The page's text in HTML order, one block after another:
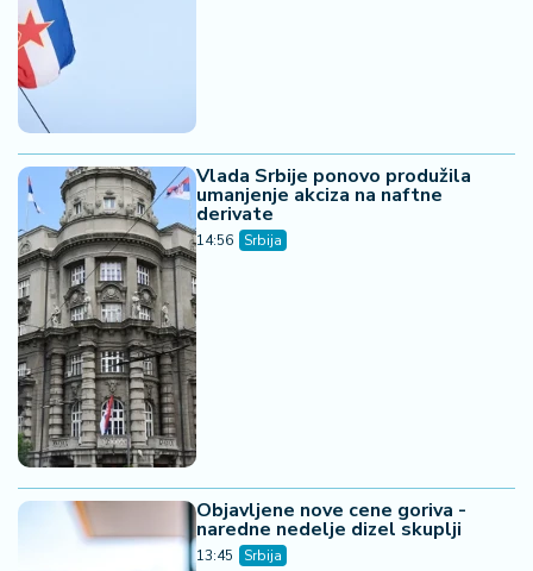
Vlada Srbije ponovo produžila
umanjenje akciza na naftne
derivate
14:56 Srbija
Objavljene nove cene goriva -
naredne nedelje dizel skuplji
13:45 Srbija